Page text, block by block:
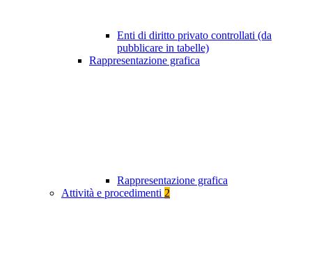
Enti di diritto privato controllati (da
pubblicare in tabelle)
Rappresentazione grafica
Rappresentazione grafica
Attività e procedimenti 2